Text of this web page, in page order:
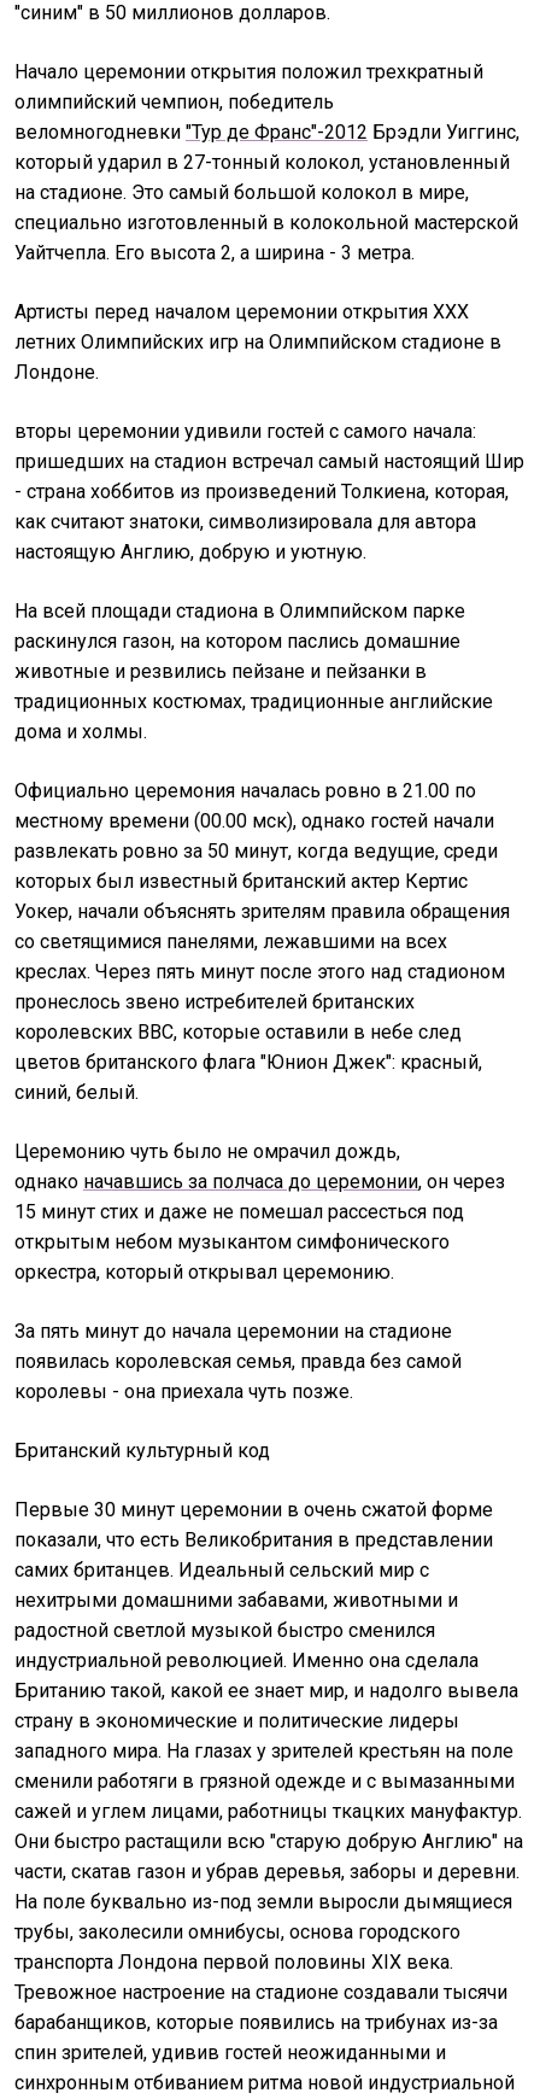
"синим" в 50 миллионов долларов.
Начало церемонии открытия положил трехкратный
олимпийский чемпион, победитель
веломногодневки "Тур де Франс"-2012 Брэдли Уиггинс,
который ударил в 27-тонный колокол, установленный
на стадионе. Это самый большой колокол в мире,
специально изготовленный в колокольной мастерской
Уайтчепла. Его высота 2, а ширина - 3 метра.
Артисты перед началом церемонии открытия ХХХ
летних Олимпийских игр на Олимпийском стадионе в
Лондоне.
вторы церемонии удивили гостей с самого начала:
пришедших на стадион встречал самый настоящий Шир
- страна хоббитов из произведений Толкиена, которая,
как считают знатоки, символизировала для автора
настоящую Англию, добрую и уютную.
На всей площади стадиона в Олимпийском парке
раскинулся газон, на котором паслись домашние
животные и резвились пейзане и пейзанки в
традиционных костюмах, традиционные английские
дома и холмы.
Официально церемония началась ровно в 21.00 по
местному времени (00.00 мск), однако гостей начали
развлекать ровно за 50 минут, когда ведущие, среди
которых был известный британский актер Кертис
Уокер, начали объяснять зрителям правила обращения
со светящимися панелями, лежавшими на всех
креслах. Через пять минут после этого над стадионом
пронеслось звено истребителей британских
королевских ВВС, которые оставили в небе след
цветов британского флага "Юнион Джек": красный,
синий, белый.
Церемонию чуть было не омрачил дождь,
однако начавшись за полчаса до церемонии, он через
15 минут стих и даже не помешал рассесться под
открытым небом музыкантом симфонического
оркестра, который открывал церемонию.
За пять минут до начала церемонии на стадионе
появилась королевская семья, правда без самой
королевы - она приехала чуть позже.
Британский культурный код
Первые 30 минут церемонии в очень сжатой форме
показали, что есть Великобритания в представлении
самих британцев. Идеальный сельский мир с
нехитрыми домашними забавами, животными и
радостной светлой музыкой быстро сменился
индустриальной революцией. Именно она сделала
Британию такой, какой ее знает мир, и надолго вывела
страну в экономические и политические лидеры
западного мира. На глазах у зрителей крестьян на поле
сменили работяги в грязной одежде и с вымазанными
сажей и углем лицами, работницы ткацких мануфактур.
Они быстро растащили всю "старую добрую Англию" на
части, скатав газон и убрав деревья, заборы и деревни.
На поле буквально из-под земли выросли дымящиеся
трубы, заколесили омнибусы, основа городского
транспорта Лондона первой половины XIX века.
Тревожное настроение на стадионе создавали тысячи
барабанщиков, которые появились на трибунах из-за
спин зрителей, удивив гостей неожиданными и
синхронным отбиванием ритма новой индустриальной